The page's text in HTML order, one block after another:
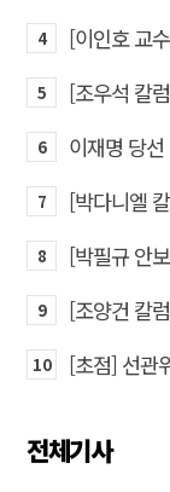
4
5 [조우석 칼
6 이재명 당
7
8
9
10 [초점] 선관
전체기사